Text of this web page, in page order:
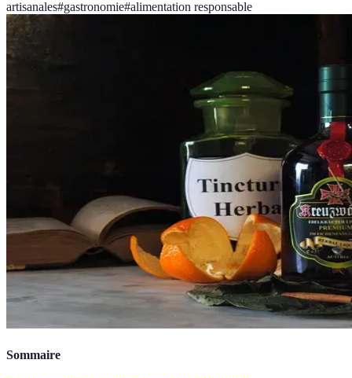
artisanales#gastronomie#alimentation responsable
Sommaire